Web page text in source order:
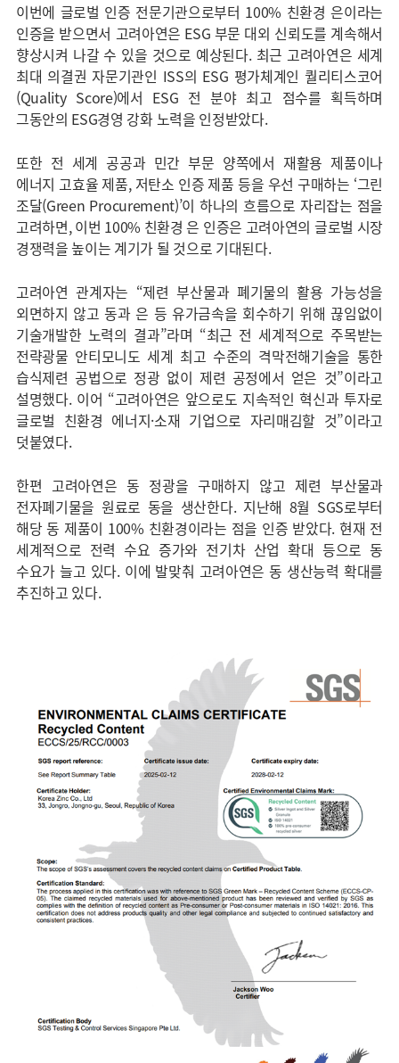
이번에 글로벌 인증 전문기관으로부터 100% 친환경 은이라는
인증을 받으면서 고려아연은 ESG 부문 대외 신뢰도를 계속해서
향상시켜 나갈 수 있을 것으로 예상된다. 최근 고려아연은 세계
최대 의결권 자문기관인 ISS의 ESG 평가체계인 퀄리티스코어
(Quality Score)에서 ESG 전 분야 최고 점수를 획득하며
그동안의 ESG경영 강화 노력을 인정받았다.
또한 전 세계 공공과 민간 부문 양쪽에서 재활용 제품이나
에너지 고효율 제품, 저탄소 인증 제품 등을 우선 구매하는 ‘그린
조달(Green Procurement)’이 하나의 흐름으로 자리잡는 점을
고려하면, 이번 100% 친환경 은 인증은 고려아연의 글로벌 시장
경쟁력을 높이는 계기가 될 것으로 기대된다.
고려아연 관계자는 “제련 부산물과 폐기물의 활용 가능성을
외면하지 않고 동과 은 등 유가금속을 회수하기 위해 끊임없이
기술개발한 노력의 결과”라며 “최근 전 세계적으로 주목받는
전략광물 안티모니도 세계 최고 수준의 격막전해기술을 통한
습식제련 공법으로 정광 없이 제련 공정에서 얻은 것”이라고
설명했다. 이어 “고려아연은 앞으로도 지속적인 혁신과 투자로
글로벌 친환경 에너지·소재 기업으로 자리매김할 것”이라고
덧붙였다.
한편 고려아연은 동 정광을 구매하지 않고 제련 부산물과
전자폐기물을 원료로 동을 생산한다. 지난해 8월 SGS로부터
해당 동 제품이 100% 친환경이라는 점을 인증 받았다. 현재 전
세계적으로 전력 수요 증가와 전기차 산업 확대 등으로 동
수요가 늘고 있다. 이에 발맞춰 고려아연은 동 생산능력 확대를
추진하고 있다.